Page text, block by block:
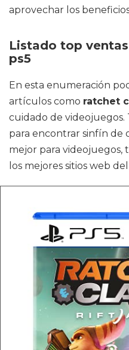
aprovechar los
Listado top
ps5
En esta enumeración
artículos como ratchet
cuidado de
para encontrar sinfín de
mejor para
los mejores sitios web